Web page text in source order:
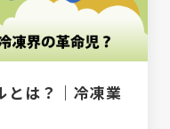
とは？｜冷凍業